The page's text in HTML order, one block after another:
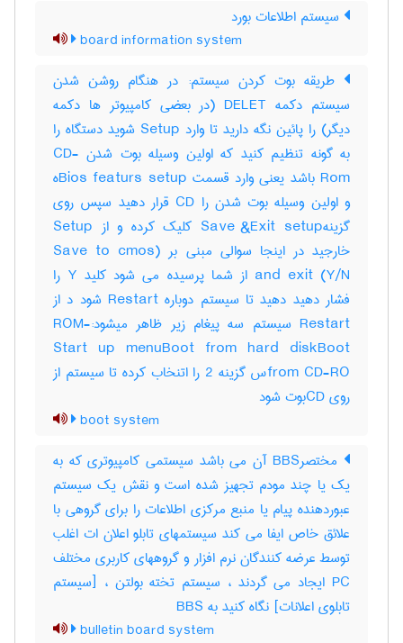
سیستم اطلاعات بورد
board information system
طریقه بوت کردن سیستم: در هنگام روشن شدن
سیستم دکمه DELET (در بعضی کامپیوتر ها دکمه
دیگر) را پائین نگه دارید تا وارد Setup شوید دستگاه را
به گونه تنظیم کنید که اولین وسیله بوت شدن CD-
Rom باشد یعنی وارد قسمت Bios featurs setupه
و اولین وسیله بوت شدن را CD قرار دهید سپس روی
گزینهSave &Exit setup کلیک کرده و از Setup
خارجید در اینجا سوالی مبنی بر (Save to cmos
and exit (Y/N از شما پرسیده می شود کلید Y را
فشار دهید دهید تا سیستم دوباره Restart شود د از
Restart سیستم سه پیغام زیر ظاهر میشود:-ROM
Start up menuBoot from hard diskBoot
from CD-ROس گزینه 2 را اتنخاب کرده تا سیستم از
روی CDبوت شود
boot system
مختصرBBS آن می باشد سیستمی کامپیوتری که به
یک یا چند مودم تجهیز شده است و نقش یک سیستم
عبوردهنده پیام یا منبع مرکزی اطلاعات را برای گروهی با
علائق خاص ایفا می کند سیستمهای تابلو اعلان ات اغلب
توسط عرضه کنندگان نرم افزار و گروههای کاربری مختلف
PC ایجاد می گردند ، سیستم تخته بولتن ، [سیستم
تابلوی اعلانات] نگاه کنید به ‎ BBS
bulletin board system